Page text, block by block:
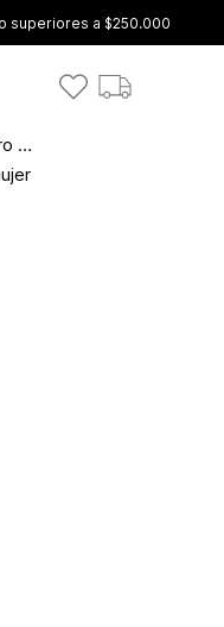
superiores a $250.000
Jean ultraslim tiro alto en pu para mujer